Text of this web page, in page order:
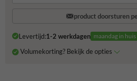
product doorsturen
Levertijd:1-2 werkdagen maandag in huis
Volumekorting? Bekijk de opties